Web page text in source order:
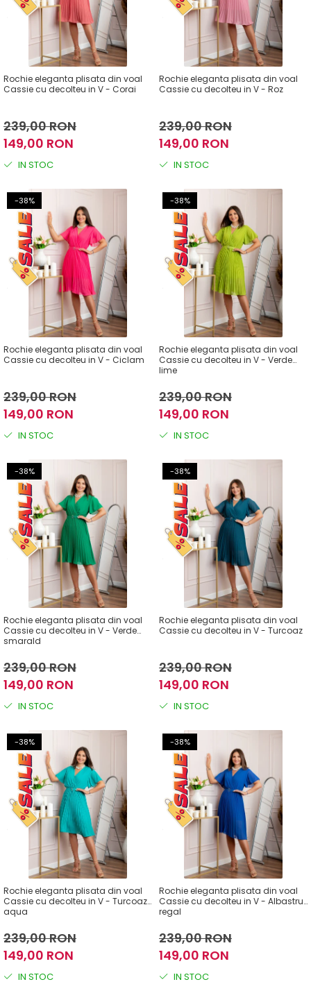
Rochie eleganta plisata din voal
Cassie cu decolteu in V - Corai
239,00 RON
149,00 RON
IN STOC
Rochie eleganta plisata din voal
Cassie cu decolteu in V - Roz
239,00 RON
149,00 RON
IN STOC
-38%
Rochie eleganta plisata din voal
Cassie cu decolteu in V - Ciclam
239,00 RON
149,00 RON
IN STOC
-38%
Rochie eleganta plisata din voal
Cassie cu decolteu in V - Verde
lime
239,00 RON
149,00 RON
IN STOC
-38%
Rochie eleganta plisata din voal
Cassie cu decolteu in V - Verde
smarald
239,00 RON
149,00 RON
IN STOC
-38%
Rochie eleganta plisata din voal
Cassie cu decolteu in V - Turcoaz
239,00 RON
149,00 RON
IN STOC
-38%
Rochie eleganta plisata din voal
Cassie cu decolteu in V - Turcoaz
aqua
239,00 RON
149,00 RON
IN STOC
-38%
Rochie eleganta plisata din voal
Cassie cu decolteu in V - Albastru
regal
239,00 RON
149,00 RON
IN STOC